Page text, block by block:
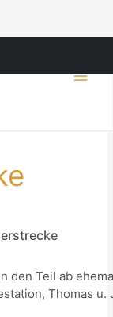
den Teil ab
Thomas u.